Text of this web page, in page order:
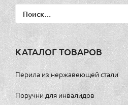
Найти:
КАТАЛОГ ТОВАРОВ
Перила из нержавеющей стали
Поручни для инвалидов